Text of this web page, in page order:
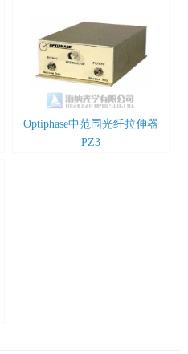
Optiphase中范围光纤拉伸器
PZ3